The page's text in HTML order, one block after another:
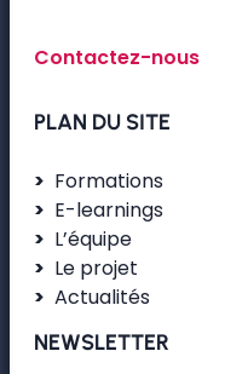
Contactez-nous
PLAN DU SITE
Formations
E-learnings
L’équipe
Le projet
Actualités
NEWSLETTER